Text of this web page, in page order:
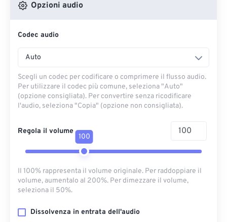
Opzioni audio
Codec audio
Auto
Scegli un codec per codificare o comprimere il flusso audio.
Per utilizzare il codec più comune, seleziona "Auto"
(opzione consigliata). Per convertire senza ricodificare
l'audio, seleziona "Copia" (opzione non consigliata).
Regola il volume
100
Il 100% rappresenta il volume originale. Per raddoppiare il
volume, aumentalo al 200%. Per dimezzare il volume,
seleziona il 50%.
Dissolvenza in entrata dell'audio